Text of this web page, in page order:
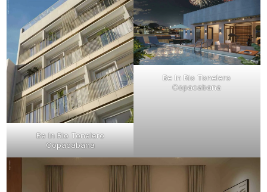
Be In Rio Tonelero
Copacabana
Be In Rio Tonelero
Copacabana